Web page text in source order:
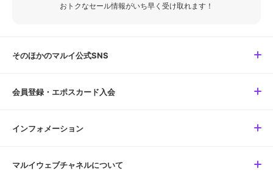
おトクなセール情報がいち早く受け取れます！
そのほかのマルイ公式SNS
会員登録・エポスカード入会
インフォメーション
マルイウェブチャネルについて